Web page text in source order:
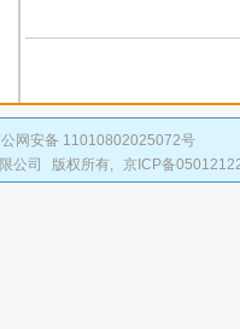
网安备 11010802025072号
公司 版权所有, 京ICP备